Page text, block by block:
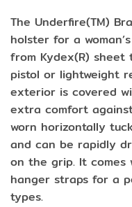
The Underfire(TM)
holster for a
from Kydex(R)
pistol or lightweight
exterior is covered
extra comfort
worn horizontally
and can be rapidly
on the grip. It
hanger straps for a
types.